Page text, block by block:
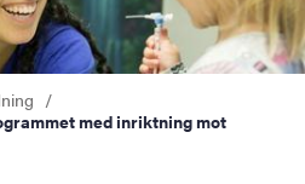
med inriktning mot